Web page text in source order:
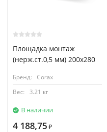
Площадка монтаж
(нерж.ст.0,5 мм) 200х280
Бренд:
Corax
Вес:
3.21 кг
В наличии
4 188,75 ₽